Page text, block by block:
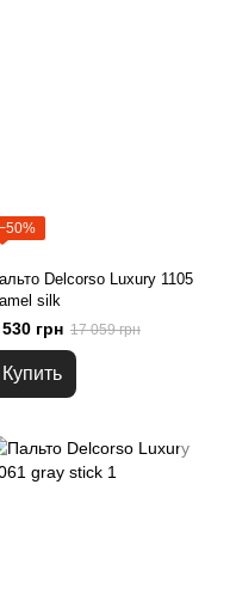
Delcorso Luxury 1105
silk
грн 17 059 грн
Купить